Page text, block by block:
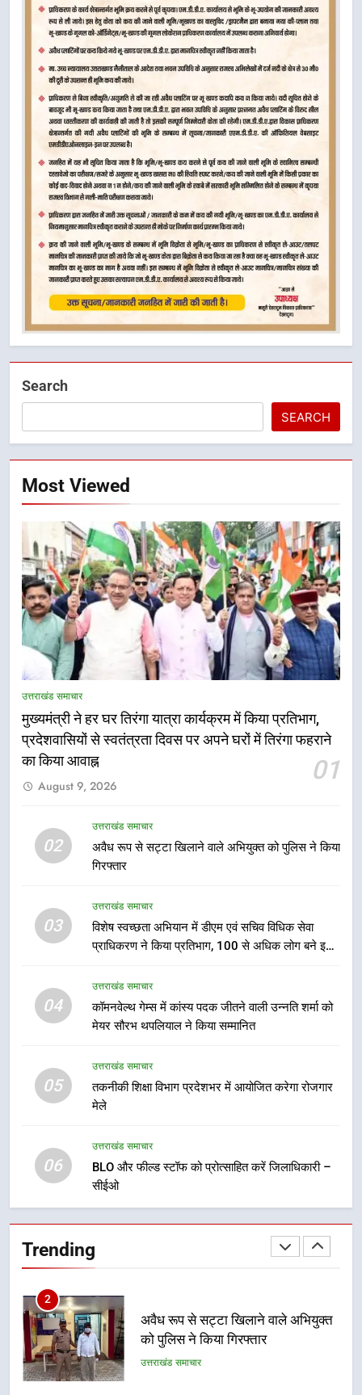
Search
SEARCH
Most Viewed
उत्तराखंड समाचार
मुख्यमंत्री ने हर घर तिरंगा यात्रा कार्यक्रम में किया प्रतिभाग,
प्रदेशवासियों से स्वतंत्रता दिवस पर अपने घरों में तिरंगा फहराने
का किया आवाह्न
01
August 9, 2026
02
उत्तराखंड समाचार
अवैध रूप से सट्टा खिलाने वाले अभियुक्त को पुलिस ने किया
गिरफ्तार
03
उत्तराखंड समाचार
विशेष स्वच्छता अभियान में डीएम एवं सचिव विधिक सेवा
प्राधिकरण ने किया प्रतिभाग, 100 से अधिक लोग बने इस
04
उत्तराखंड समाचार
कॉमनवेल्थ गेम्स में कांस्य पदक जीतने वाली उन्नति शर्मा को
मेयर सौरभ थपलियाल ने किया सम्मानित
05
उत्तराखंड समाचार
तकनीकी शिक्षा विभाग प्रदेशभर में आयोजित करेगा रोजगार
मेले
06
उत्तराखंड समाचार
BLO और फील्ड स्टॉफ को प्रोत्साहित करें जिलाधिकारी –
सीईओ
Trending
5
तकनीकी शिक्षा विभाग प्रदेशभर में
उत्तराखंड समाचार
6
उत्तराखंड समाचार
पहुंचाने की तैयारी, 9 से 17 अगस्त तक
होंगे देशभक्ति के विविध कार्यक्रम
उत्तराखंड समाचार
कावड़ मेले को सकुशल रूप से संपन्न कराने
के लिए खुद मैदान में उतरे एसएसपी दून
1
से स्वतंत्रता दिवस पर अपने घरों में तिरंगा
फहराने का किया आवाह्न
उत्तराखंड समाचार
3
विशेष स्वच्छता अभियान में डीएम एवं सचिव
विधिक सेवा प्राधिकरण ने किया प्रतिभाग,
100 से अधिक लोग बने इस अभियान का
उत्तराखंड समाचार